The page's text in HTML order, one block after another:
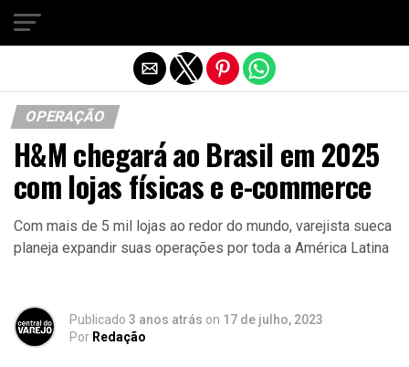
OPERAÇÃO
H&M chegará ao Brasil em 2025
com lojas físicas e e-commerce
Com mais de 5 mil lojas ao redor do mundo, varejista sueca
planeja expandir suas operações por toda a América Latina
Publicado 3 anos atrás on 17 de julho, 2023
Por Redação